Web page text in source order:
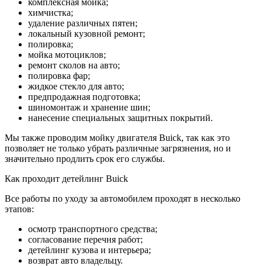
химчистка;
удаление различных пятен;
локальный кузовной ремонт;
полировка;
мойка мотоциклов;
ремонт сколов на авто;
полировка фар;
жидкое стекло для авто;
предпродажная подготовка;
шиномонтаж и хранение шин;
нанесение специальных защитных покрытий.
Мы также проводим мойку двигателя Buick, так как это
позволяет не только убрать различные загрязнения, но и
значительно продлить срок его службы.
Как проходит детейлинг Buick
Все работы по уходу за автомобилем проходят в несколько
этапов:
осмотр транспортного средства;
согласование перечня работ;
детейлинг кузова и интерьера;
возврат авто владельцу.